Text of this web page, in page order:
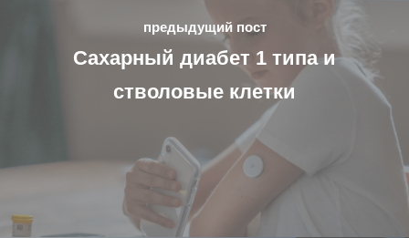
предыдущий пост
Сахарный диабет 1 типа и
стволовые клетки